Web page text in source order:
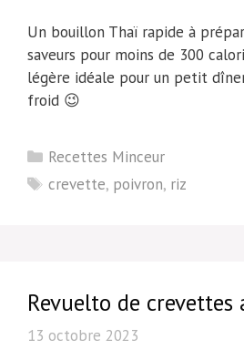
Un bouillon Thaï rapide à
saveurs pour moins de 300
légère idéale pour un petit
froid 😉
Catégories
Recettes Minceur
Étiquettes
crevette, poivron, riz
Revuelto de crevettes
13 octobre 2023